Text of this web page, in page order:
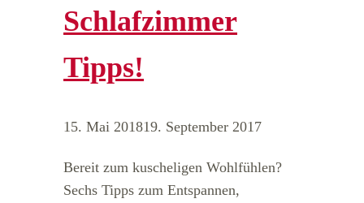
Schlafzimmer
Tipps!
15. Mai 201819. September 2017
Bereit zum kuscheligen Wohlfühlen?
Sechs Tipps zum Entspannen,